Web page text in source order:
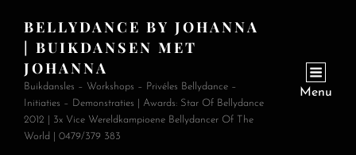
BELLYDANCE BY JOHANNA
| BUIKDANSEN MET
JOHANNA
Buikdansles – Workshops – Privéles Bellydance –
Initiaties – Demonstraties | Awards: Star Of Bellydance
2012 | 3x Vice Wereldkampioene Bellydancer Of The
World | 0479/379 383
Menu